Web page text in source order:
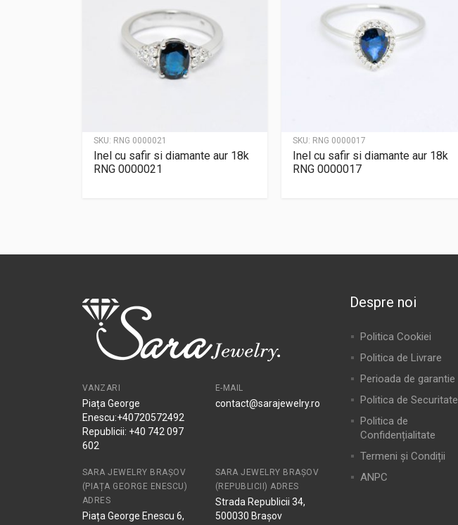
SKU: RNG 0000021
Inel cu safir si diamante aur 18k
RNG 0000021
SKU: RNG 0000017
Inel cu safir si diamante aur 18k
RNG 0000017
VANZARI
Piața George
Enescu:+40720572492
Republicii: +40 742 097
602
E-MAIL
contact@sarajewelry.ro
SARA JEWELRY BRAȘOV
(PIAȚA GEORGE ENESCU)
ADRES
Piața George Enescu 6,
SARA JEWELRY BRAȘOV
(REPUBLICII) ADRES
Strada Republicii 34,
500030 Brașov
Despre noi
Politica Cookiei
Politica de Livrare
Perioada de garantie
Politica de Securitate
Politica de
Confidențialitate
Termeni și Condiții
ANPC